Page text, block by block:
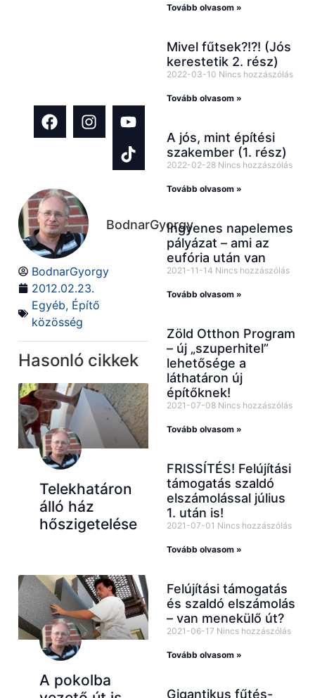
BodnarGyorgy
BodnarGyorgy
2012.02.23.
Egyéb, Építő
közösség
Hasonló cikkek
Telekhatáron
álló ház
hőszigetelése
A pokolba
Tovább olvasom »
Mivel fűtsek?!?! (Jós
kerestetik 2. rész)
2022-03-10 Nincs hozzászólás
Tovább olvasom »
A jós, mint építési
szakember (1. rész)
2022-02-28 Nincs hozzászólás
Tovább olvasom »
Ingyenes napelemes
pályázat – ami az
eufória után van
2021-11-14 Nincs hozzászólás
Tovább olvasom »
Zöld Otthon Program
– új „szuperhitel”
lehetősége a
láthatáron új
építőknek!
2021-07-08 Nincs hozzászólás
Tovább olvasom »
FRISSÍTÉS! Felújítási
támogatás szaldó
elszámolással július
1. után is!
2021-07-01 Nincs hozzászólás
Tovább olvasom »
Felújítási támogatás
és szaldó elszámolás
– van menekülő út?
2021-06-17 Nincs hozzászólás
Tovább olvasom »
Gigantikus fűtés-